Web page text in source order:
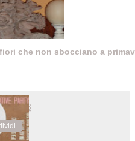
che non sbocciano a
17:53